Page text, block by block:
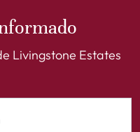
Livingstone Estates